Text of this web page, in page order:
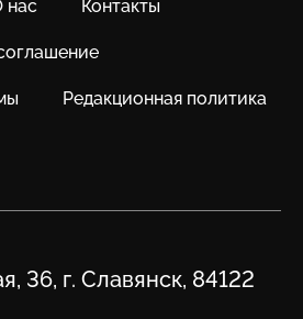
нас Контакты
Редакционная политика
36, г. Славянск, 84122